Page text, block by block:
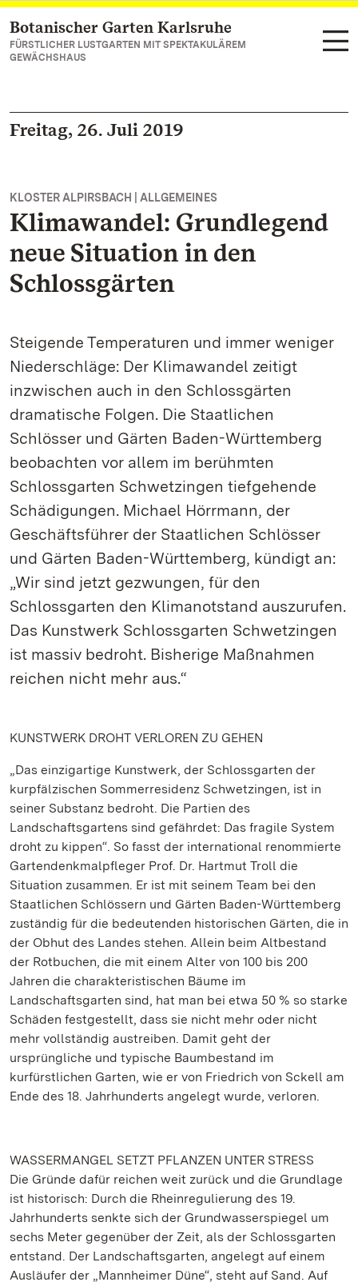
Zum Hauptinhalt springen
Botanischer Garten Karlsruhe
FÜRSTLICHER LUSTGARTEN MIT SPEKTAKULÄREM
GEWÄCHSHAUS
Freitag, 26. Juli 2019
KLOSTER ALPIRSBACH | ALLGEMEINES
Klimawandel: Grundlegend
neue Situation in den
Schlossgärten
Steigende Temperaturen und immer weniger
Niederschläge: Der Klimawandel zeitigt
inzwischen auch in den Schlossgärten
dramatische Folgen. Die Staatlichen
Schlösser und Gärten Baden-Württemberg
beobachten vor allem im berühmten
Schlossgarten Schwetzingen tiefgehende
Schädigungen. Michael Hörrmann, der
Geschäftsführer der Staatlichen Schlösser
und Gärten Baden-Württemberg, kündigt an:
„Wir sind jetzt gezwungen, für den
Schlossgarten den Klimanotstand auszurufen.
Das Kunstwerk Schlossgarten Schwetzingen
ist massiv bedroht. Bisherige Maßnahmen
reichen nicht mehr aus.“
KUNSTWERK DROHT VERLOREN ZU GEHEN
„Das einzigartige Kunstwerk, der Schlossgarten der
kurpfälzischen Sommerresidenz Schwetzingen, ist in
seiner Substanz bedroht. Die Partien des
Landschaftsgartens sind gefährdet: Das fragile System
droht zu kippen“. So fasst der international renommierte
Gartendenkmalpfleger Prof. Dr. Hartmut Troll die
Situation zusammen. Er ist mit seinem Team bei den
Staatlichen Schlössern und Gärten Baden-Württemberg
zuständig für die bedeutenden historischen Gärten, die in
der Obhut des Landes stehen. Allein beim Altbestand
der Rotbuchen, die mit einem Alter von 100 bis 200
Jahren die charakteristischen Bäume im
Landschaftsgarten sind, hat man bei etwa 50 % so starke
Schäden festgestellt, dass sie nicht mehr oder nicht
mehr vollständig austreiben. Damit geht der
ursprüngliche und typische Baumbestand im
kurfürstlichen Garten, wie er von Friedrich von Sckell am
Ende des 18. Jahrhunderts angelegt wurde, verloren.
WASSERMANGEL SETZT PFLANZEN UNTER STRESS
Die Gründe dafür reichen weit zurück und die Grundlage
ist historisch: Durch die Rheinregulierung des 19.
Jahrhunderts senkte sich der Grundwasserspiegel um
sechs Meter gegenüber der Zeit, als der Schlossgarten
entstand. Der Landschaftsgarten, angelegt auf einem
Ausläufer der „Mannheimer Düne“, steht auf Sand. Auf